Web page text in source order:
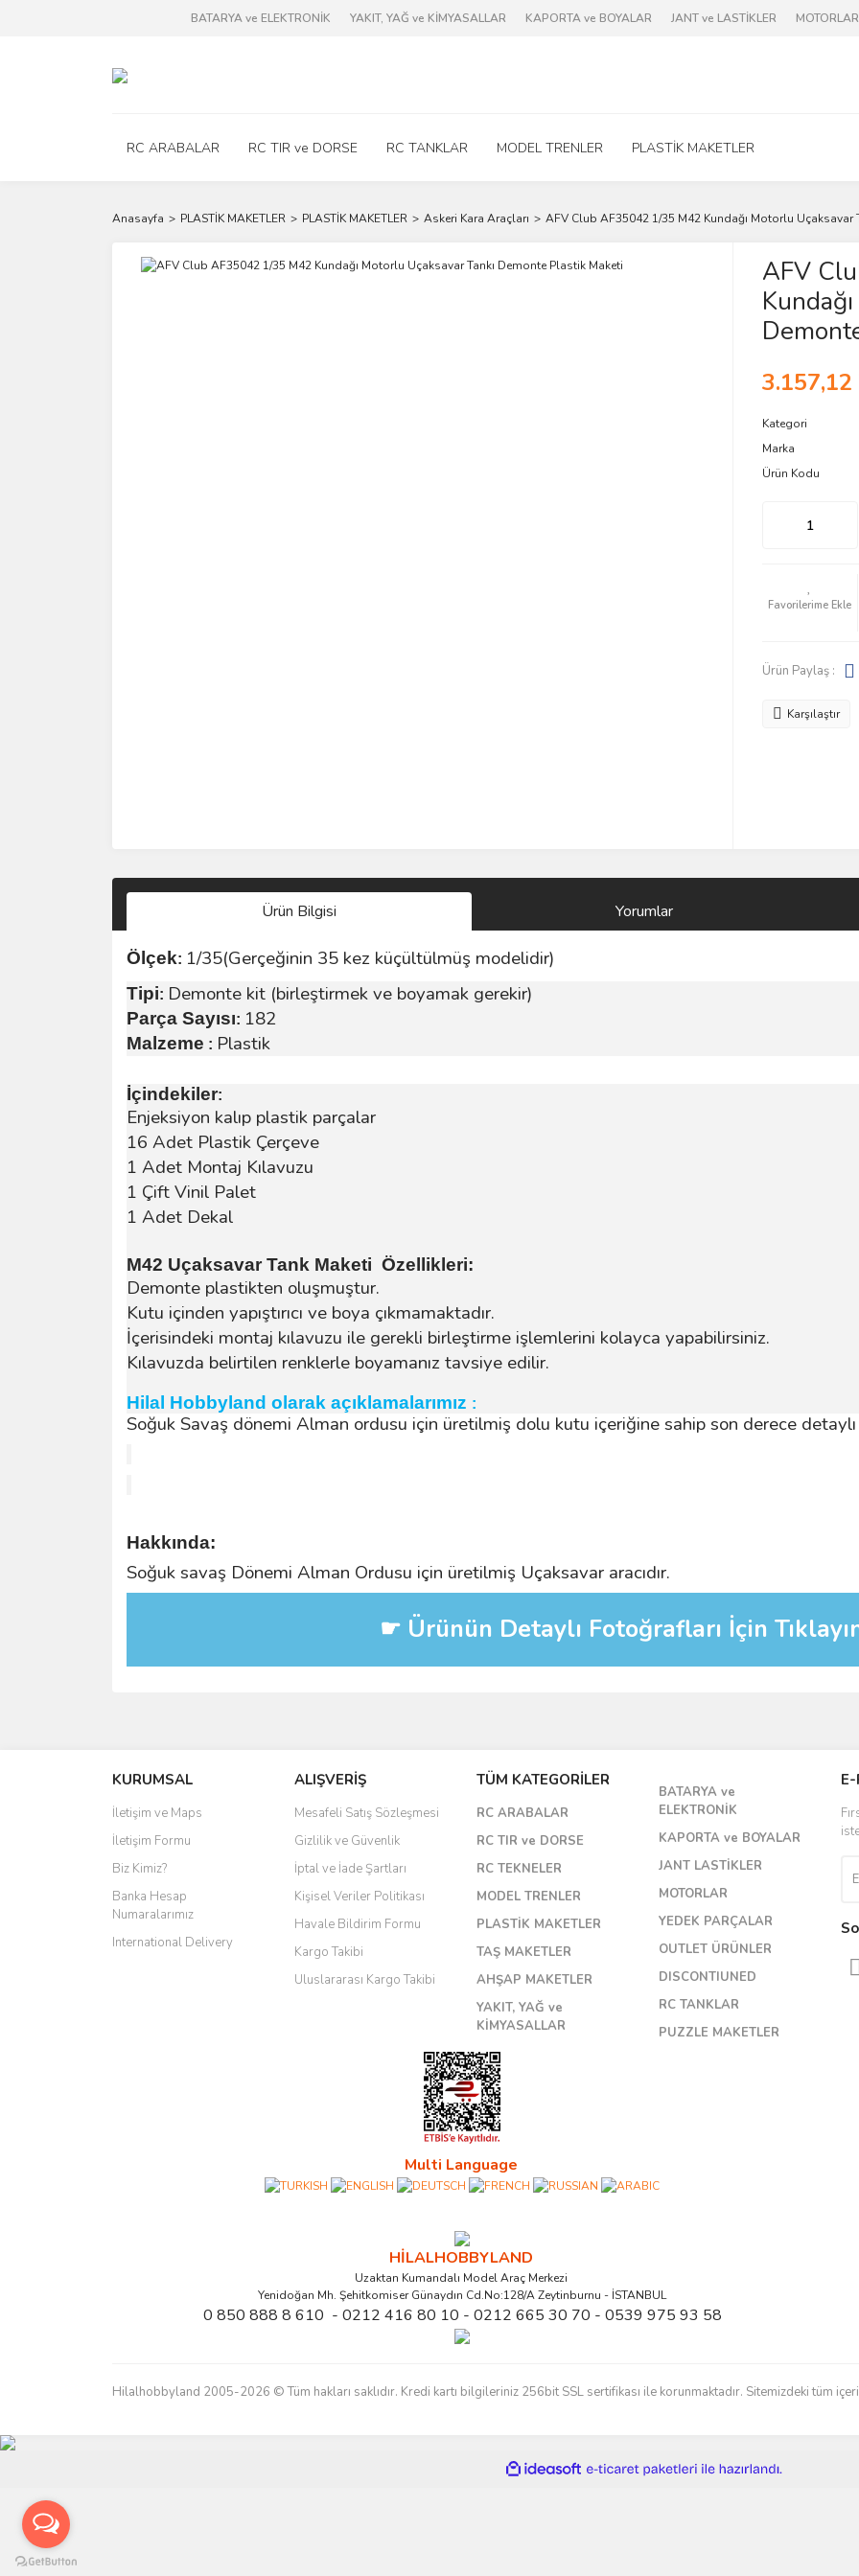
BATARYA ve ELEKTRONİK YAKIT, YAĞ ve KİMYASALLAR KAPORTA ve BOYALAR JANT ve LASTİKLER
RC ARABALAR RC TIR ve DORSE RC TANKLAR MODEL TRENLER PLASTİK MAKETLER
Anasayfa PLASTİK MAKETLER PLASTİK MAKETLER Askeri Kara Araçları AFV Club AF35042 1/35 M42 Kundağı Motorlu Uçaksavar
AFV
3.157,12
Kategori
Marka
Ürün Kodu
Ürün Paylaş :
Karşılaştır
Ürün Bilgisi Yorumlar
Ölçek: 1/35(Gerçeğinin 35 kez küçültülmüş modelidir)
Tipi: Demonte kit (birleştirmek ve boyamak gerekir)
Parça Sayısı: 182
Malzeme : Plastik
İçindekiler:
Enjeksiyon kalıp plastik parçalar
16 Adet Plastik Çerçeve
1 Adet Montaj Kılavuzu
1 Çift Vinil Palet
1 Adet Dekal
M42 Uçaksavar Tank Maketi Özellikleri:
Demonte plastikten oluşmuştur.
Kutu içinden yapıştırıcı ve boya çıkmamaktadır.
İçerisindeki montaj kılavuzu ile gerekli birleştirme işlemlerini kolayca yapabilirsiniz.
Kılavuzda belirtilen renklerle boyamanız tavsiye edilir.
Hilal Hobbyland olarak açıklamalarımız :
Soğuk Savaş dönemi Alman ordusu için üretilmiş dolu kutu içeriğine sahip son derece
Hakkında:
Soğuk savaş Dönemi Alman Ordusu için üretilmiş Uçaksavar aracıdır.
☛ Ürünün Detaylı Fotoğrafları İçin
Yorum Yaz
KURUMSAL
İletişim ve Maps
İletişim Formu
Biz Kimiz?
Banka Hesap
Numaralarımız
International Delivery
ALIŞVERİŞ
Mesafeli Satış Sözleşmesi
Gizlilik ve Güvenlik
İptal ve İade Şartları
Kişisel Veriler Politikası
Havale Bildirim Formu
Kargo Takibi
Uluslararası Kargo Takibi
TÜM KATEGORİLER
RC ARABALAR
RC TIR ve DORSE
RC TEKNELER
MODEL TRENLER
PLASTİK MAKETLER
TAŞ MAKETLER
AHŞAP MAKETLER
YAKIT, YAĞ ve
KİMYASALLAR
BATARYA ve
ELEKTRONİK
KAPORTA ve BOYALAR
JANT LASTİKLER
MOTORLAR
YEDEK PARÇALAR
OUTLET ÜRÜNLER
DISCONTIUNED
RC TANKLAR
PUZZLE MAKETLER
Multi Language
HİLALHOBBYLAND
Uzaktan Kumandalı Model Araç Merkezi
Yenidoğan Mh. Şehitkomiser Günaydın Cd.No:128/A Zeytinburnu - İSTANBUL
0 850 888 8 610 - 0212 416 80 10 - 0212 665 30 70 - 0539 975 93 58
Hilalhobbyland 2005-2026 © Tüm hakları saklıdır. Kredi kartı bilgileriniz 256bit SSL sertifikası ile korunmaktadır. Sitemizdeki tüm
ideasoft
e-